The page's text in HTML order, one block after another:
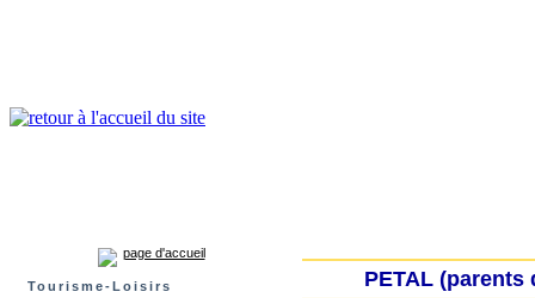
page d'accueil
Tourisme-Loisirs PETAL (parents